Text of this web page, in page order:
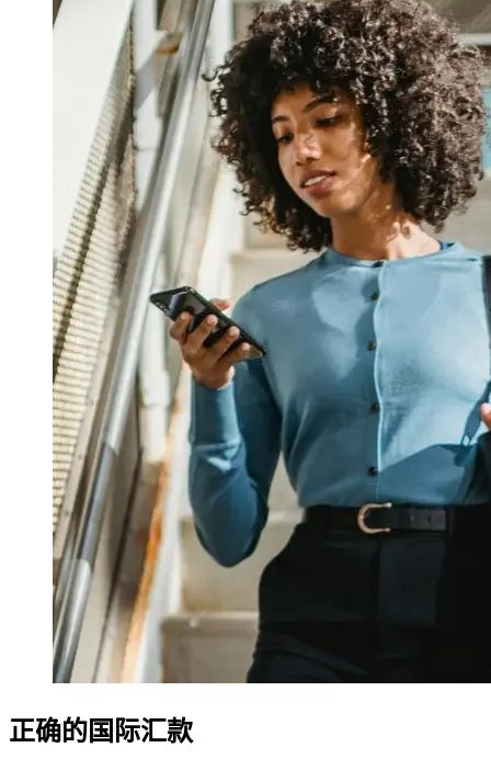
正确的国际汇款